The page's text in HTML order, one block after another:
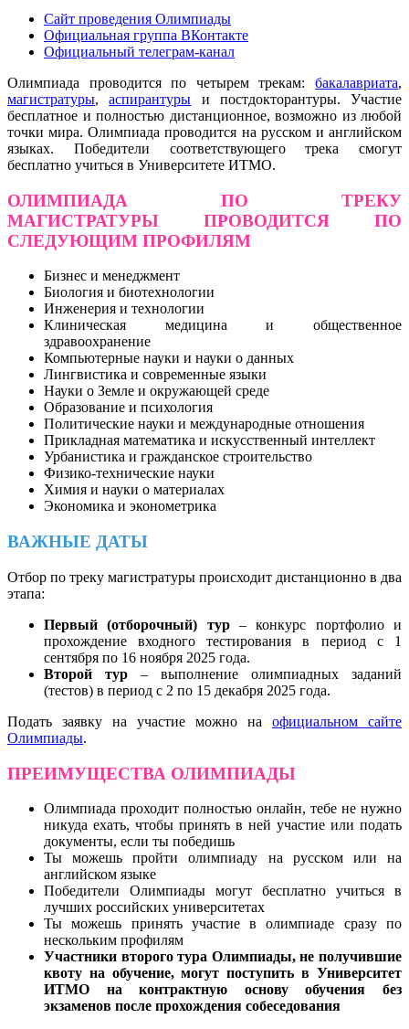
Сайт проведения Олимпиады
Официальная группа ВКонтакте
Официальный телеграм-канал
Олимпиада проводится по четырем трекам: бакалавриата,
магистратуры,аспирантуры и постдокторантуры. Участие
бесплатное и полностью дистанционное, возможно из любой
точки мира. Олимпиада проводится на русском и английском
языках. Победители соответствующего трека смогут
бесплатно учиться в Университете ИТМО.
ОЛИМПИАДА ПО ТРЕКУ
МАГИСТРАТУРЫ ПРОВОДИТСЯ ПО
СЛЕДУЮЩИМ ПРОФИЛЯМ
Бизнес и менеджмент
Биология и биотехнологии
Инженерия и технологии
Клиническая медицина и общественное
здравоохранение
Компьютерные науки и науки о данных
Лингвистика и современные языки
Науки о Земле и окружающей среде
Образование и психология
Политические науки и международные отношения
Прикладная математика и искусственный интеллект
Урбанистика и гражданское строительство
Физико-технические науки
Химия и науки о материалах
Экономика и эконометрика
ВАЖНЫЕ ДАТЫ
Отбор по треку магистратуры происходит дистанционно в два
этапа:
Первый (отборочный) тур– конкурс портфолио и
прохождение входного тестирования в период с 1
сентября по 16 ноября 2025 года.
Второй тур – выполнение олимпиадных заданий
(тестов) в период с 2 по 15 декабря 2025 года.
Подать заявку на участие можно на официальном сайте
Олимпиады.
ПРЕИМУЩЕСТВА ОЛИМПИАДЫ
Олимпиада проходит полностью онлайн, тебе не нужно
никуда ехать, чтобы принять в ней участие или подать
документы, если ты победишь
Ты можешь пройти олимпиаду на русском или на
английском языке
Победители Олимпиады могут бесплатно учиться в
лучших российских университетах
Ты можешь принять участие в олимпиаде сразу по
нескольким профилям
Участники второго тура Олимпиады, не получившие
квоту на обучение, могут поступить в Университет
ИТМО на контрактную основу обучения без
экзаменов после прохождения собеседования